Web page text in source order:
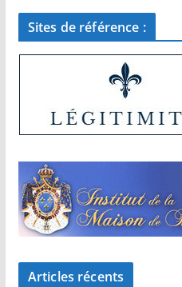
Sites de référence :
Articles récents